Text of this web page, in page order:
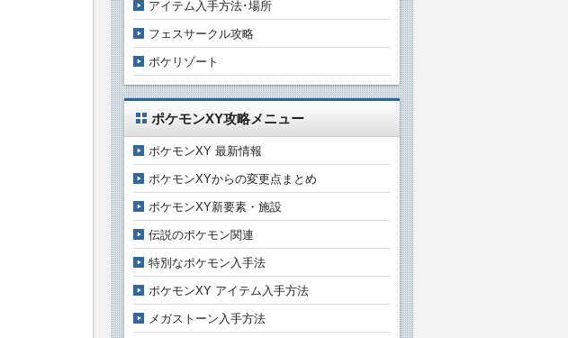
アイテム入手方法･場所
フェスサークル攻略
ポケリゾート
ポケモンXY攻略メニュー
ポケモンXY 最新情報
ポケモンXYからの変更点まとめ
ポケモンXY新要素・施設
伝説のポケモン関連
特別なポケモン入手法
ポケモンXY アイテム入手方法
メガストーン入手方法